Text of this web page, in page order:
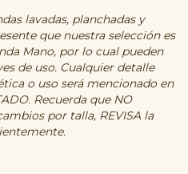
lavadas, planchadas y
que nuestra selección es
Mano, por lo cual pueden
de uso. Cualquier detalle
o uso será mencionado en
Recuerda que NO
por talla, REVISA la